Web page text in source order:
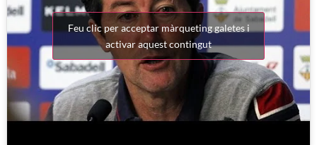
Feu clic per acceptar màrqueting galetes i
activar aquest contingut